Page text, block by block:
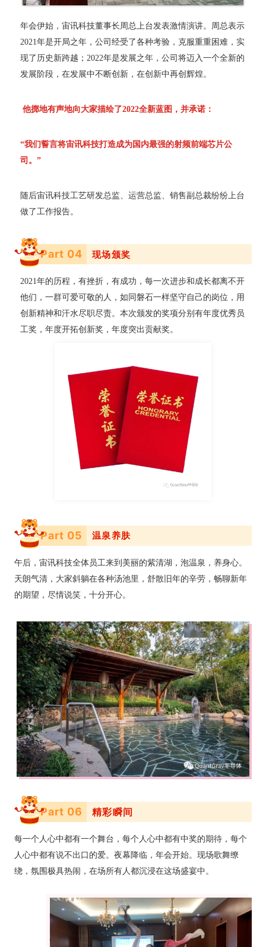
年会伊始，宙讯科技董事长周总上台发表激情演讲。周总表示
2021年是开局之年，公司经受了各种考验，克服重重困难，实
现了历史新跨越；2022年是发展之年，公司将迈入一个全新的
发展阶段，在发展中不断创新，在创新中再创辉煌。
他掷地有声地向大家描绘了2022全新蓝图，并承诺：
“我们誓言将宙讯科技打造成为国内最强的射频前端芯片公
司。”
随后宙讯科技工艺研发总监、运营总监、销售副总裁纷纷上台
做了工作报告。
Part 04 现场颁奖
2021年的历程 ，有挫折，有成功，每一次进步和成长都离不开
他们，一群可爱可敬的人，如同磐石一样坚守自己的岗位，用
创新精神和汗水尽职尽责。本次颁发的奖项分别有年度优秀员
工奖，年度开拓创新奖，年度突出贡献奖。
Part 05 温泉养肤
午后，宙讯科技全体员工来到美丽的紫清湖，泡温泉，养身心。
天朗气清，大家斜躺在各种汤池里，舒散旧年的辛劳，畅聊新年
的期望，尽情说笑，十分开心。
Part 06 精彩瞬间
每一个人心中都有一个舞台，每个人心中都有中奖的期待，每个
人心中都有说不出口的爱。夜幕降临，年会开始。现场歌舞缭
绕，氛围极具热闹，在场所有人都沉浸在这场盛宴中。